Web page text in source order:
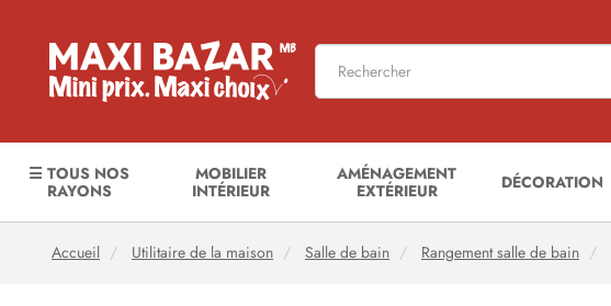
☰ TOUS NOS
RAYONS
MOBILIER
INTÉRIEUR
AMÉNAGEMENT
EXTÉRIEUR
DÉCORATION
Accueil Utilitaire de la maison Salle de bain Rangement salle de bain